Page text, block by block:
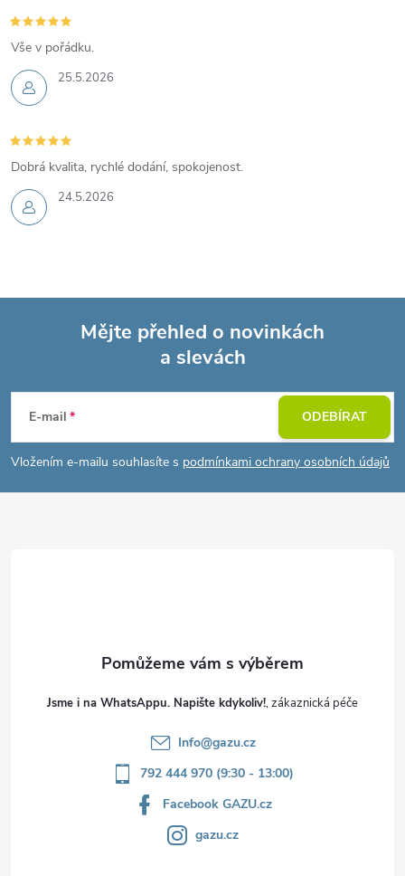
25.5.2026
Vše v pořádku.
24.5.2026
Dobrá kvalita, rychlé dodání, spokojenost.
p
a
Mějte přehled o novinkách
a slevách
E-mail
Vložením e-mailu souhlasíte s podmínkami ochrany osobních údajů
ODEBÍRAT
Jsme i na WhatsAppu. Napište kdykoliv!
Info@gazu.cz
792 444 970 (9:30 - 13:00)
Facebook GAZU.cz
gazu.cz